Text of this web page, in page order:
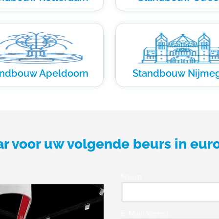
Apeldoorn Standbouw
voor uw volgende beurs in